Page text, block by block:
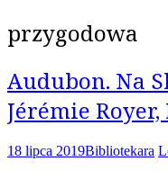
przygodowa
Audubon. Na
Jérémie
18 lipca 2019Bibliotekara